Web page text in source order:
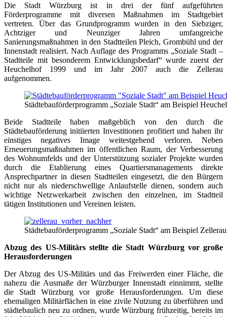
Die Stadt Würzburg ist in drei der fünf aufgeführten
Förderprogramme mit diversen Maßnahmen im Stadtgebiet
vertreten. Über das Grundprogramm wurden in den Siebziger,
Achtziger und Neunziger Jahren umfangreiche
Sanierungsmaßnahmen in den Stadtteilen Pleich, Grombühl und der
Innenstadt realisiert. Nach Auflage des Programms „Soziale Stadt –
Stadtteile mit besonderem Entwicklungsbedarf“ wurde zuerst der
Heuchelhof 1999 und im Jahr 2007 auch die Zellerau
aufgenommen.
Städtebauförderprogramm „Soziale Stadt“ am Beispiel
Beide Stadtteile haben maßgeblich von den durch die
Städtebauförderung initiierten Investitionen profitiert und haben ihr
einstiges negatives Image weitestgehend verloren. Neben
Erneuerungsmaßnahmen im öffentlichen Raum, der Verbesserung
des Wohnumfelds und der Unterstützung sozialer Projekte wurden
durch die Etablierung eines Quartiersmanagements direkte
Ansprechpartner in diesen Stadtteilen eingesetzt, die den Bürgern
nicht nur als niederschwellige Anlaufstelle dienen, sondern auch
wichtige Netzwerkarbeit zwischen den einzelnen, im Stadtteil
tätigen Institutionen und Vereinen leisten.
Städtebauförderprogramm „Soziale Stadt“ am Beispiel
Abzug des US-Militärs stellte die Stadt Würzburg vor große
Herausforderungen
Der Abzug des US-Militärs und das Freiwerden einer Fläche, die
nahezu die Ausmaße der Würzburger Innenstadt einnimmt, stellte
die Stadt Würzburg vor große Herausforderungen. Um diese
ehemaligen Militärflächen in eine zivile Nutzung zu überführen und
städtebaulich neu zu ordnen, wurde Würzburg frühzeitig, bereits im